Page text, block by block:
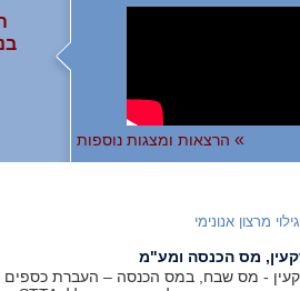
» הרצאות ומצגות נוספות
גילוי מרצון אנונימי
מס הכנסה ומע"מ
2024 במיסוי מקרקעין - מס שבח, במס הכנסה – העברת